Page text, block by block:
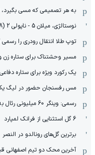
به هر تصمیمی که مسی بگیرد،
نوستالژی، میلان 5 - ناپولی 2 (2007/2008)
توپ طلا انتقال رودری را رسمی
مسیر وحشتناک برای ستاره زن
یک رکورد ویژه برای ستاره دفاعی
مس رفسنجان حضور در لیگ
رسمی: وینگر 60 میلیونی رئال به فیورنتینا پیوست
6 گل استثنایی از فرانک لمپارد
برترین گل‌های رونالدو در النصر
آخرین محک دو تیم اصفهانی